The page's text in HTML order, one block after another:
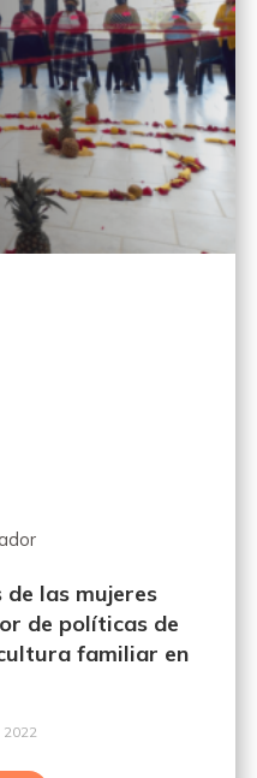
de las mujeres
de políticas de
familiar en